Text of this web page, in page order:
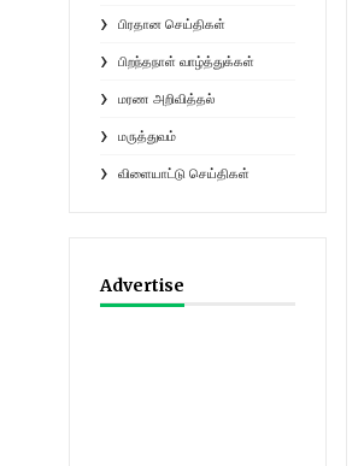
பிரதான செய்திகள்
பிறந்தநாள் வாழ்த்துக்கள்
மரண அறிவித்தல்
மருத்துவம்
விளையாட்டு செய்திகள்
Advertise